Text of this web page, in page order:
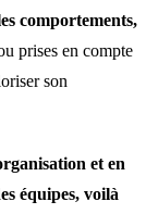
comportements,
prises en compte
son
et en
équipes, voilà